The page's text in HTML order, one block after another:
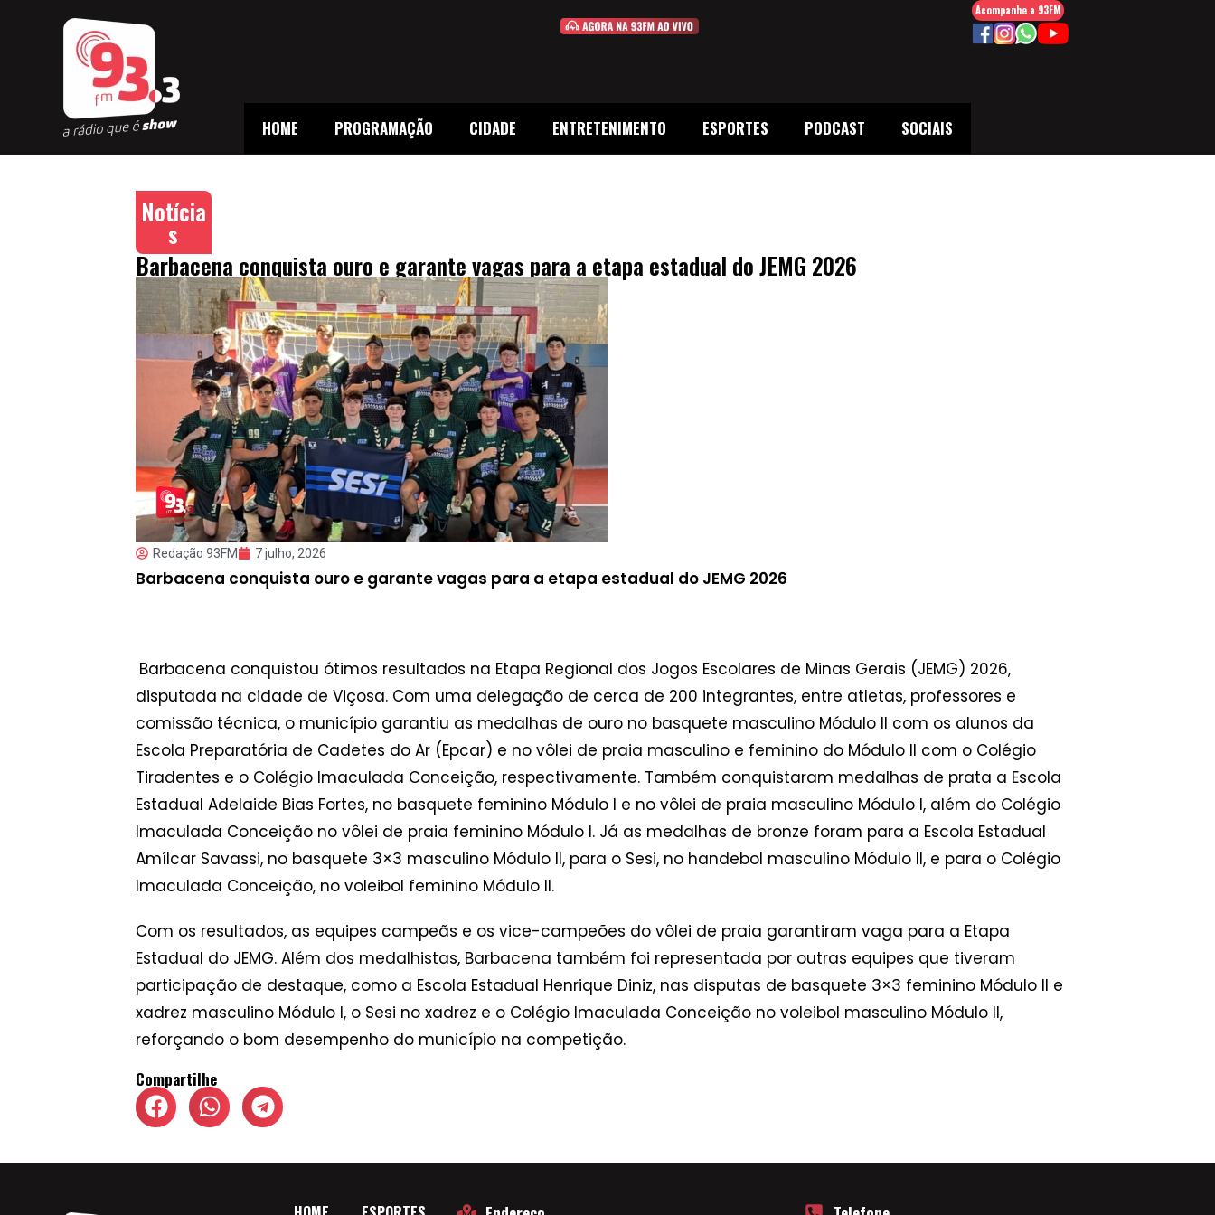
HOME PROGRAMAÇÃO CIDADE ENTRETENIMENTO ESPORTES PODCAST SOCIAIS
Acompanhe a 93FM
Notícia
s
Barbacena conquista ouro e garante vagas para a etapa estadual do JEMG 2026
Redação 93FM 7 julho, 2026
Barbacena conquista ouro e garante vagas para a etapa estadual do JEMG 2026
Barbacena conquistou ótimos resultados na Etapa Regional dos Jogos Escolares de Minas Gerais (JEMG) 2026,
disputada na cidade de Viçosa. Com uma delegação de cerca de 200 integrantes, entre atletas, professores e
comissão técnica, o município garantiu as medalhas de ouro no basquete masculino Módulo II com os alunos da
Escola Preparatória de Cadetes do Ar (Epcar) e no vôlei de praia masculino e feminino do Módulo II com o Colégio
Tiradentes e o Colégio Imaculada Conceição, respectivamente. Também conquistaram medalhas de prata a Escola
Estadual Adelaide Bias Fortes, no basquete feminino Módulo I e no vôlei de praia masculino Módulo I, além do Colégio
Imaculada Conceição no vôlei de praia feminino Módulo I. Já as medalhas de bronze foram para a Escola Estadual
Amílcar Savassi, no basquete 3×3 masculino Módulo II, para o Sesi, no handebol masculino Módulo II, e para o Colégio
Imaculada Conceição, no voleibol feminino Módulo II.
Com os resultados, as equipes campeãs e os vice-campeões do vôlei de praia garantiram vaga para a Etapa
Estadual do JEMG. Além dos medalhistas, Barbacena também foi representada por outras equipes que tiveram
participação de destaque, como a Escola Estadual Henrique Diniz, nas disputas de basquete 3×3 feminino Módulo II e
xadrez masculino Módulo I, o Sesi no xadrez e o Colégio Imaculada Conceição no voleibol masculino Módulo II,
reforçando o bom desempenho do município na competição.
Compartilhe